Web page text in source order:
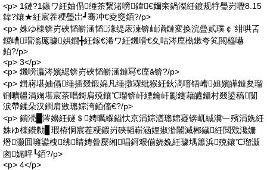
<p> 1鏈?1鏃ワ紝妯傝缍茶繋渚嗙鍏€嬭穼鍋滐紝鍍规牸璺岃嚦8.15
鍏?鑲★紝宸茬稉璺岀┛骞冲€夌窔銆?/p>
<p> 姝ゆ檪锛岃硤韬嶄涵韬湪缇庡湅锛屾湭鏈変换浣曡贰璞￠’绀哄叾
鍐嶆瑁滃厖璩娂鐗╋紝鎵€浠ワ紝鐖嗗€夊咕涔庢槸鏉夸笂閲橀嚇
銆?/p>
<p> 3</p>
<p> 鐖嗙灜涔嬪緦锛岃硤韬嶄涵鏈冩€庢ǎ锛?/p>
<p> 鍓嶈堪妯傝缍插叕鍛婂凡缍撴槑纰猴紝鈥滈噾铻嶆妲嬪皣鏈夋瑠
铏曠疆涓婅堪宸茶唱鎶肩殑鑲℃瑠锛屽緸鑰屽彲鑳藉皫鑷村叕鍙稿闅
涙帶鍒朵汉鐧肩敓璁婃洿銆傗€?/p>
<p> 鎻涜█涔嬶紝鐩＄娉曞緥鎰忕京涓婃湭璁婂寲锛屼絾瀵﹂殯涓婏紝
姝ゆ檪鐨勬▊瑕栫恫宸茬稉鍜岃硤韬嶄涵娌掓湁闂滅郴鐬紝閲戣瀺姗
熸灏囬噰鍙栧绋睛娉曡檿缃唱鎶艰偂娆婏紝璩堣簫浜殑鑲℃瑠灏
囪娓呯┖銆?/p>
<p> 4</p>